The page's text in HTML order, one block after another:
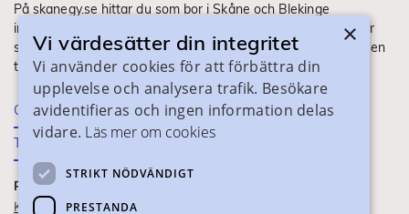
På skanegy.se hittar du som bor i Skåne och Blekinge
information om ditt gymnasieval. Här ser du vilka utbildningar
som finns och hur ansökan och antagning går till. Webbplatsen
tillhandahålls av Skånes Kommuner.
Om webbplatsen
Tillgänglighet
PRAKTISK INFORMATION
Kontaktuppgifter
×
Vi värdesätter din integritet
Vi använder cookies för att förbättra din
upplevelse och analysera trafik. Besökare
avidentifieras och ingen information delas
vidare. Läs mer om cookies
STRIKT NÖDVÄNDIGT
PRESTANDA